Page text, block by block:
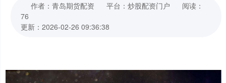
作者：青岛期货配资 平台：炒股配资门户
阅读：
76
更新：2026-02-26 09:36:38